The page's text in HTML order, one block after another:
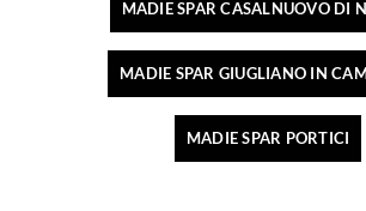
MADIE SPAR CASALNUOVO DI
MADIE SPAR GIUGLIANO IN
MADIE SPAR PORTICI